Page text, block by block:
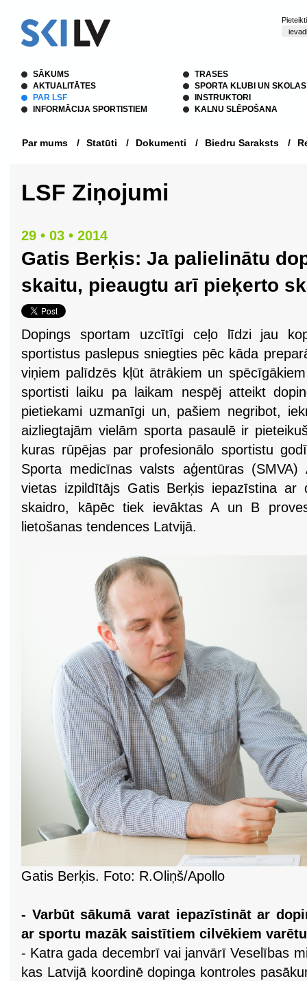
SĀKUMS
AKTUALITĀTES
PAR LSF
INFORMĀCIJA SPORTISTIEM
TRASES
SPORTA KLUBI UN SKOLAS
INSTRUKTORI
KALNU SLĒPOŠANA
Par mums / Statūti / Dokumenti / Biedru Saraksts /
LSF Ziņojumi
29 • 03 • 2014
Gatis Berķis: Ja palielinātu
skaitu, pieaugtu arī pieķerto
Dopings sportam uzcītīgi ceļo līdzi jau
sportistus paslepus sniegties pēc kāda
viņiem palīdzēs kļūt ātrākiem un
sportisti laiku pa laikam nespēj atteikt
pietiekami uzmanīgi un, pašiem negribot,
aizliegtajām vielām sporta pasaulē ir
kuras rūpējas par profesionālo sportistu
Sporta medicīnas valsts aģentūras (SMVA)
vietas izpildītājs Gatis Berķis iepazīstina ar
skaidro, kāpēc tiek ievāktas A un B
lietošanas tendences Latvijā.
Gatis Berķis. Foto: R.Oliņš/Apollo
- Varbūt sākumā varat iepazīstināt ar
ar sportu mazāk saistītiem cilvēkiem
- Katra gada decembrī vai janvārī Veselības
kas Latvijā koordinē dopinga kontroles